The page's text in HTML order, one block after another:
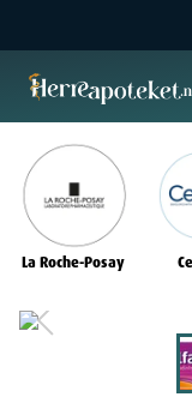
La Roche-Posay